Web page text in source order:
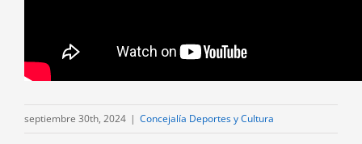
septiembre 30th, 2024 | Concejalía Deportes y Cultura